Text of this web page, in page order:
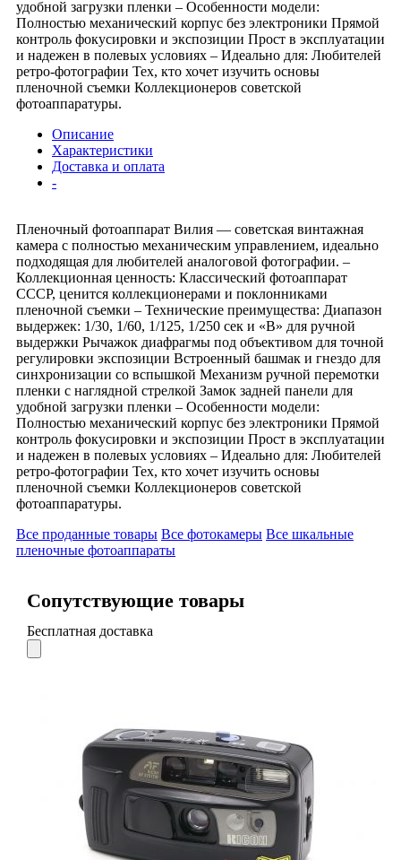
удобной загрузки пленки – Особенности модели:
Полностью механический корпус без электроники Прямой
контроль фокусировки и экспозиции Прост в эксплуатации
и надежен в полевых условиях – Идеально для: Любителей
ретро-фотографии Тех, кто хочет изучить основы
пленочной съемки Коллекционеров советской
фотоаппаратуры.
Описание
Характеристики
Доставка и оплата
-
Пленочный фотоаппарат Вилия — советская винтажная
камера с полностью механическим управлением, идеально
подходящая для любителей аналоговой фотографии. –
Коллекционная ценность: Классический фотоаппарат
СССР, ценится коллекционерами и поклонниками
пленочной съемки – Технические преимущества: Диапазон
выдержек: 1/30, 1/60, 1/125, 1/250 сек и «В» для ручной
выдержки Рычажок диафрагмы под объективом для точной
регулировки экспозиции Встроенный башмак и гнездо для
синхронизации со вспышкой Механизм ручной перемотки
пленки с наглядной стрелкой Замок задней панели для
удобной загрузки пленки – Особенности модели:
Полностью механический корпус без электроники Прямой
контроль фокусировки и экспозиции Прост в эксплуатации
и надежен в полевых условиях – Идеально для: Любителей
ретро-фотографии Тех, кто хочет изучить основы
пленочной съемки Коллекционеров советской
фотоаппаратуры.
Все проданные товары Все фотокамеры Все шкальные
пленочные фотоаппараты
Сопутствующие товары
Бесплатная доставка